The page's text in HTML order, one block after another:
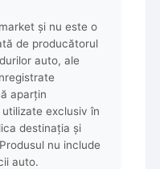
și nu este o
de producătorul
auto, ale
aparțin
exclusiv în
destinația și
nu include
auto.